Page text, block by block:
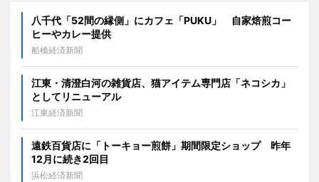
八千代「52間の縁側」にカフェ「PUKU」 自家焙煎コー
ヒーやカレー提供
船橋経済新聞
江東・清澄白河の雑貨店、猫アイテム専門店「ネコシカ」
としてリニューアル
江東経済新聞
遠鉄百貨店に「トーキョー煎餅」期間限定ショップ 昨年
12月に続き2回目
浜松経済新聞